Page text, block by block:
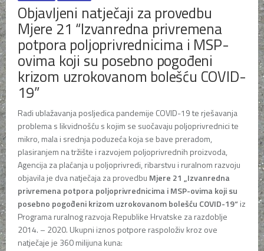
Objavljeni natječaji za provedbu
Mjere 21 “Izvanredna privremena
potpora poljoprivrednicima i MSP-
ovima koji su posebno pogođeni
krizom uzrokovanom bolešću COVID-
19”
Radi ublažavanja posljedica pandemije COVID-19 te rješavanja
problema s likvidnošću s kojim se suočavaju poljoprivrednici te
mikro, mala i srednja poduzeća koja se bave preradom,
plasiranjem na tržište i razvojem poljoprivrednih proizvoda,
Agencija za plaćanja u poljoprivredi, ribarstvu i ruralnom razvoju
objavila je dva natječaja za provedbu Mjere 21 „Izvanredna
privremena potpora poljoprivrednicima i MSP-ovima koji su
posebno pogođeni krizom uzrokovanom bolešću COVID-19“ iz
Programa ruralnog razvoja Republike Hrvatske za razdoblje
2014. – 2020. Ukupni iznos potpore raspoloživ kroz ove
natječaje je 360 milijuna kuna: